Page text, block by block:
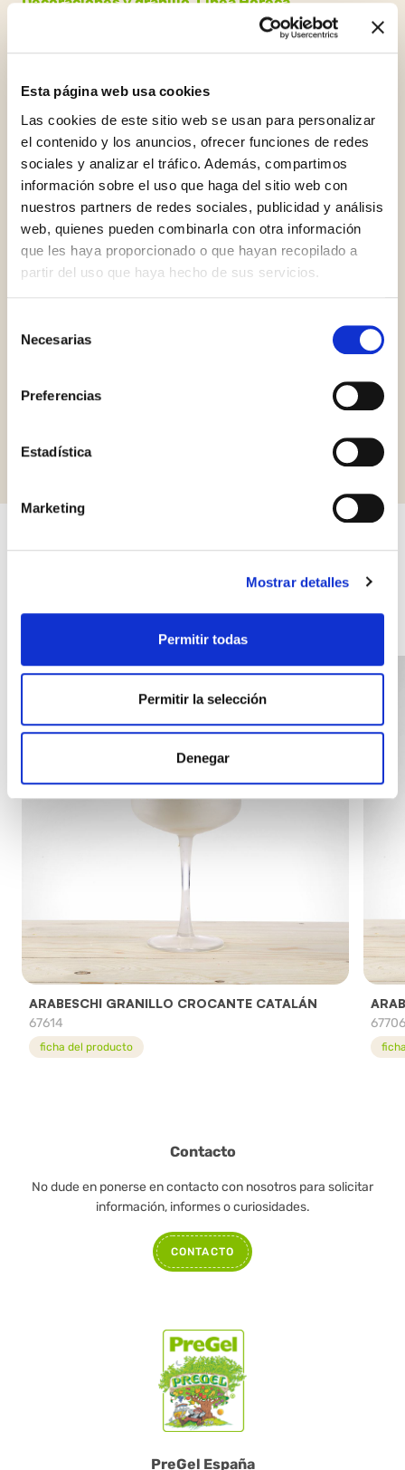
Esta página web usa cookies
Las cookies de este sitio web se usan para personalizar
el contenido y los anuncios, ofrecer funciones de redes
sociales y analizar el tráfico. Además, compartimos
información sobre el uso que haga del sitio web con
nuestros partners de redes sociales, publicidad y análisis
web, quienes pueden combinarla con otra información
que les haya proporcionado o que hayan recopilado a
partir del uso que haya hecho de sus servicios.
Necesarias
Preferencias
Estadística
Marketing
Mostrar detalles
Permitir todas
Permitir la selección
Denegar
Embalaje
4 bolsas x 1 kg
Gluten Free
ARABESCHI GRANILLO CROCANTE CATALÁN
67614
ficha del producto
PreGel España
Contacto
No dude en ponerse en contacto con nosotros para solicitar
información, informes o curiosidades.
CONTACTO